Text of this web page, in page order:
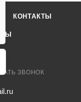
КОНТАКТЫ
ЗВОНОК